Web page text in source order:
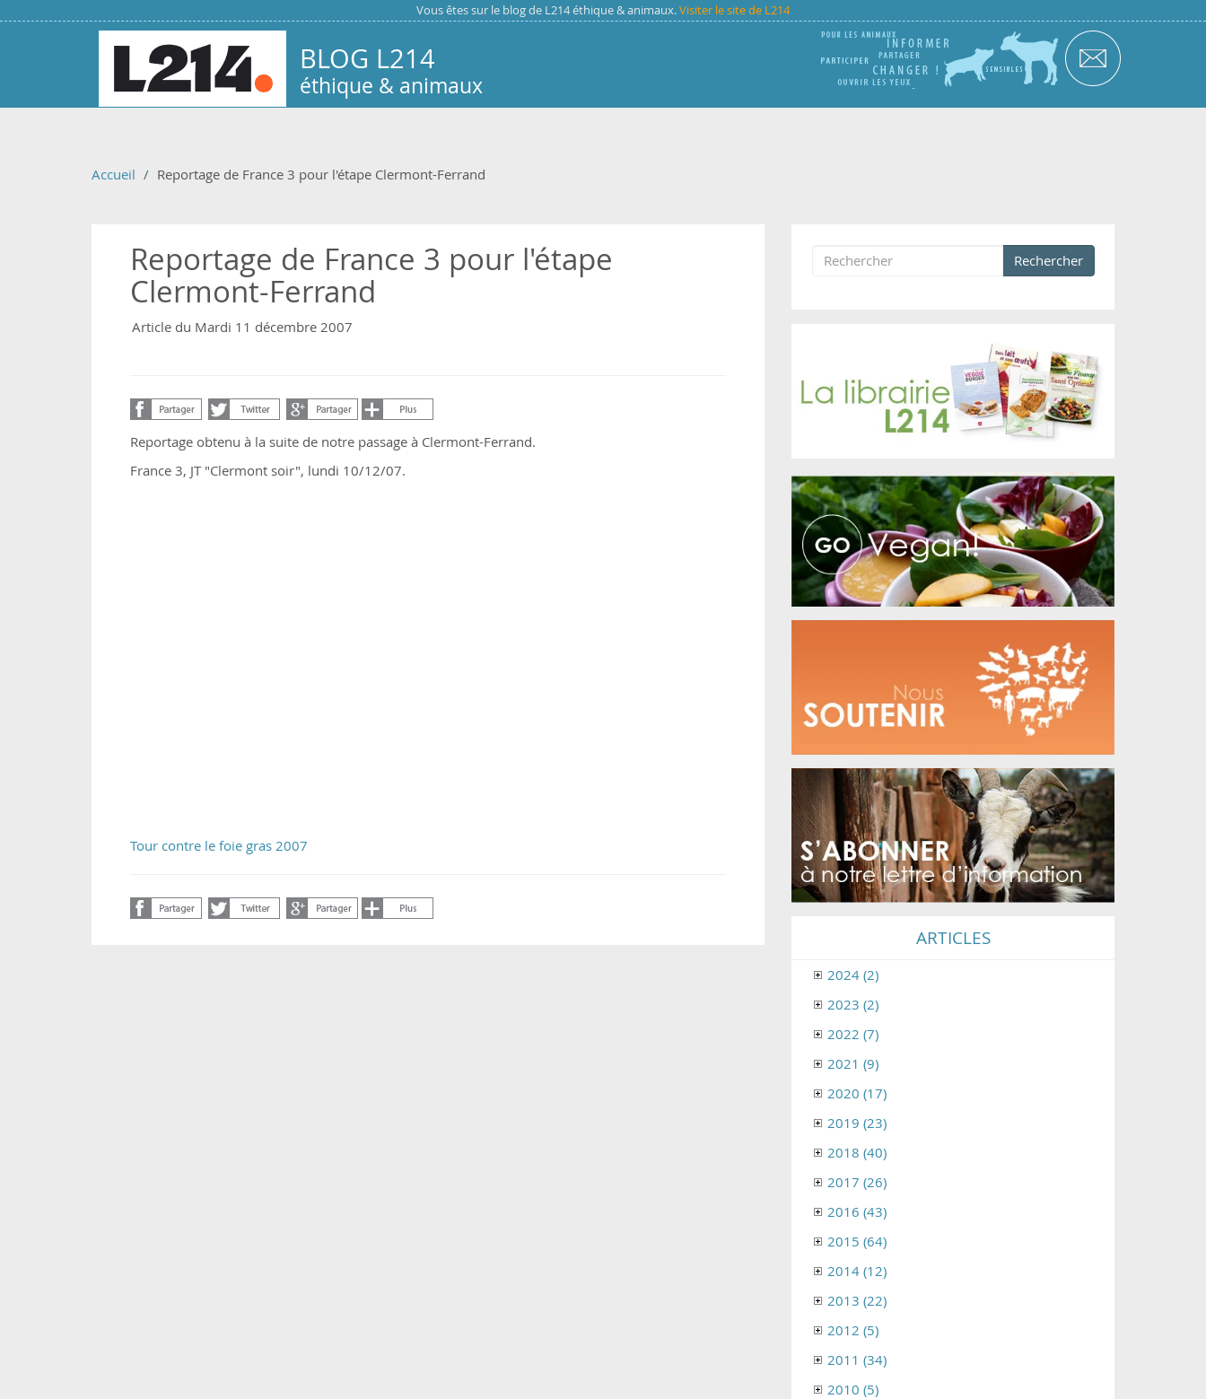
Vous êtes sur le blog de L214 éthique & animaux.Visiter le site de L214
BLOG L214
éthique & animaux
Accueil Reportage de France 3 pour l'étape Clermont-Ferrand
Reportage de France 3 pour l'étape
Clermont-Ferrand
Article du Mardi 11 décembre 2007
Reportage obtenu à la suite de notre passage à Clermont-Ferrand.
France 3, JT "Clermont soir", lundi 10/12/07.
Tour contre le foie gras 2007
Formulaire de recherche
Rechercher
ARTICLES
2024 (2)
2023 (2)
2022 (7)
2021 (9)
2020 (17)
2019 (23)
2018 (40)
2017 (26)
2016 (43)
2015 (64)
2014 (12)
2013 (22)
2012 (5)
2011 (34)
2010 (5)